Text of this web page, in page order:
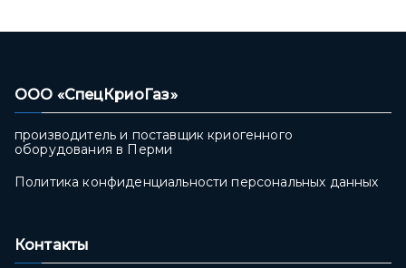
ООО «СпецКриоГаз»
производитель и поставщик криогенного
оборудования в Перми
Политика конфиденциальности персональных данных
Контакты